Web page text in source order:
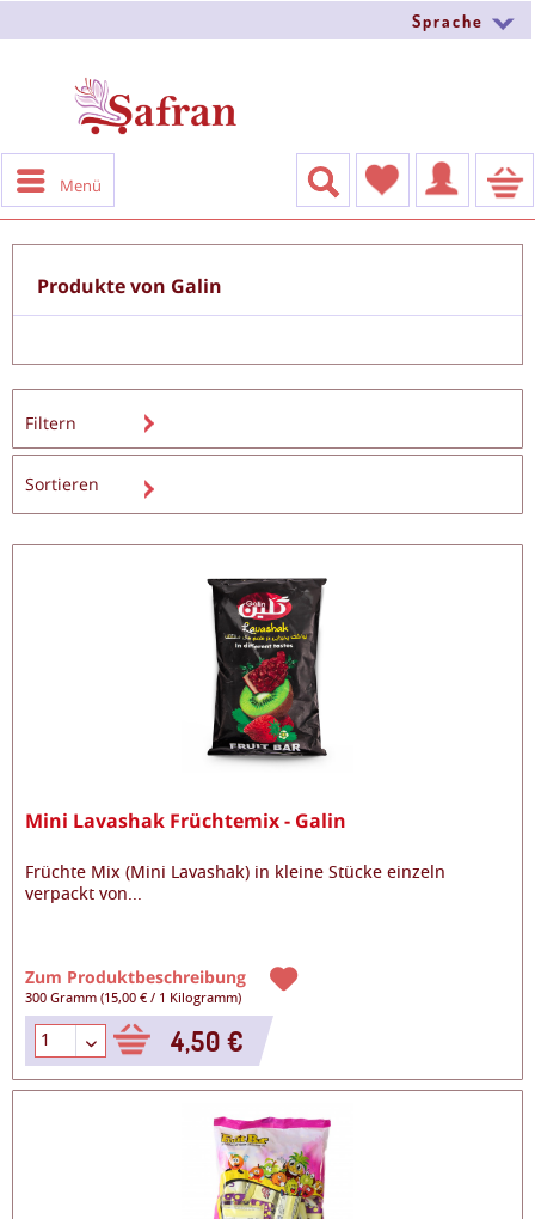
Sprache
Menü
Produkte von Galin
Filtern
Mini Lavashak Früchtemix - Galin
Früchte Mix (Mini Lavashak) in kleine Stücke einzeln
verpackt von...
Zum Produktbeschreibung
300 Gramm(15,00 € / 1 Kilogramm)
4,50 €